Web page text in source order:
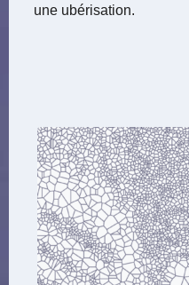
une ubérisation.